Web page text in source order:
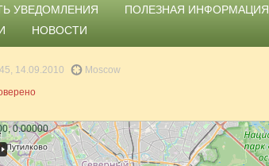
УВЕДОМЛЕНИЯ ПОЛЕЗНАЯ ИНФОРМАЦИЯ
НОВОСТИ
14.09.2010
Moscow
0.00000